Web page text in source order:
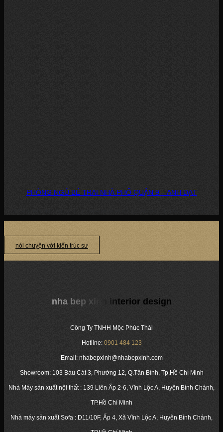
PHÒNG NGỦ BÉ TRAI NHÀ PHỐ QUẬN 9 – ANH ĐẠT
nói chuyện với kiến trúc sư
nha bep xinh interior design
Công Ty TNHH Mộc Phúc Thái
Hotline: 0901 484 123
Email: nhabepxinh@nhabepxinh.com
Showroom: 103 Bàu Cát 3, Phường 12, Q.Tân Bình, Tp.Hồ Chí Minh
Nhà Máy sản xuất nội thất : 139 Liên Ấp 2-6, Vĩnh Lộc A, Huyện Bình Chánh,
TP.Hồ Chí Minh
Nhà máy sản xuất Sofa : D11/10F, Ấp 4, Xã Vĩnh Lộc A, Huyện Bình Chánh,